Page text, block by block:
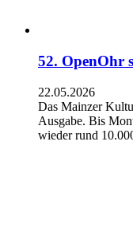
52. OpenOhr
22.05.2026
Das Mainzer
Ausgabe. Bis
wieder rund